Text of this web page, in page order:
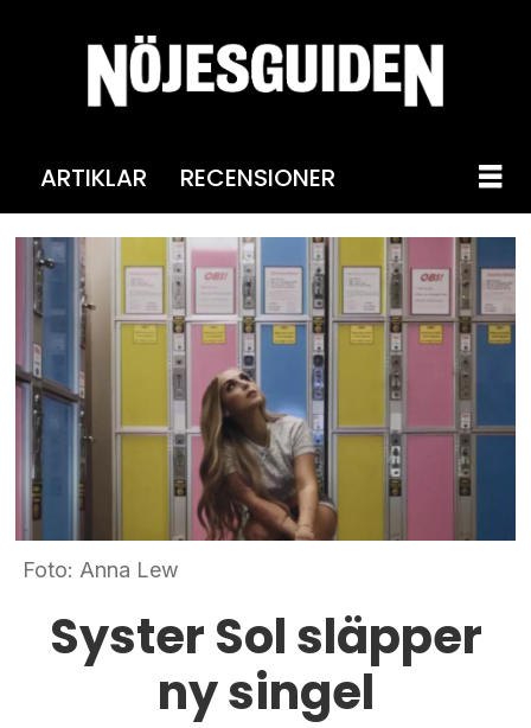
ARTIKLAR RECENSIONER
Foto: Anna Lew
Syster Sol släpper
ny singel